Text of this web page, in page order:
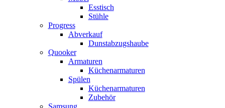
Esstisch
Stühle
Progress
Abverkauf
Dunstabzugshaube
Quooker
Armaturen
Küchenarmaturen
Spülen
Küchenarmaturen
Zubehör
Samsung